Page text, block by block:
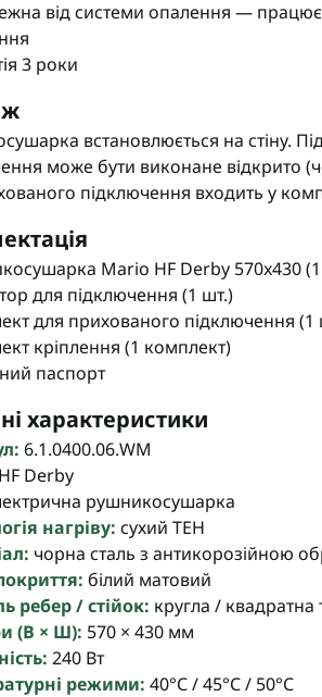
від системи опалення — працює
3 роки
встановлюється на стіну.
може бути виконане відкрито
підключення входить у
Mario HF Derby 570x430
для підключення (1 шт.)
для прихованого підключення (1
кріплення (1 комплект)
паспорт
характеристики
6.1.0400.06.WM
HF Derby
рушникосушарка
нагріву: сухий ТЕН
чорна сталь з антикорозійною
білий матовий
ребер / стійок: кругла / квадратна
(В × Ш): 570 × 430 мм
240 Вт
режими: 40°С / 45°С / 50°С